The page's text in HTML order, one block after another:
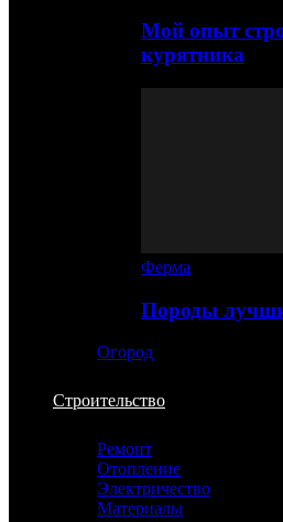
Мой опыт
курятника
Ферма
Породы
Огород
Строительство
Ремонт
Отопление
Электричество
Материалы